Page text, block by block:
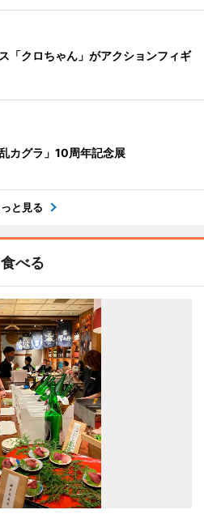
「クロちゃん」がアクションフィギ
カグラ」10周年記念展
と見る
食べる